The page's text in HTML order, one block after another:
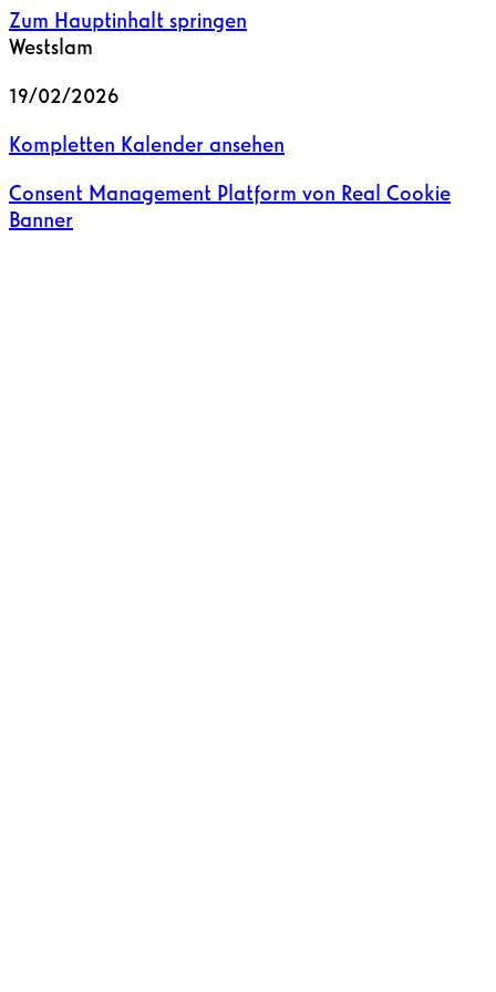
Zum Hauptinhalt springen
Westslam
19/02/2026
Kompletten Kalender ansehen
Consent Management Platform von Real Cookie
Banner